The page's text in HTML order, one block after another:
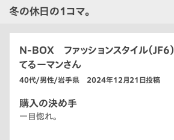
冬の休日の1コマ。
N-BOX ファッションスタイル（JF6）
てるーマンさん
40代/男性/岩手県 2024年12月21日投稿
購入の決め手
一目惚れ。